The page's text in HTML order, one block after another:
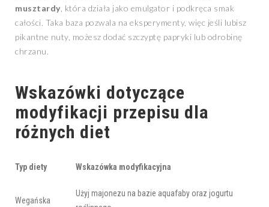
musztardy , która działa jako emulgator i podkręca smak
całości. Taka baza pozwala na eksperymenty, więc jeśli lubisz
pikantne nuty, możesz dodać szczyptę papryki lub odrobinę
chrzanu.
Wskazówki dotyczące
modyfikacji przepisu dla
różnych diet
Typ diety Wskazówka modyfikacyjna
Wegańska
Użyj majonezu na bazie aquafaby oraz jogurtu